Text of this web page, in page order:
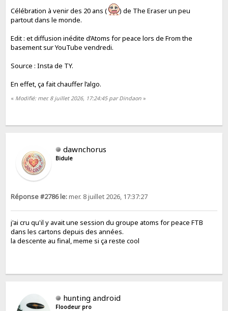
Célébration à venir des 20 ans (
) de The Eraser un peu
partout dans le monde.
Edit : et diffusion inédite d’Atoms for peace lors de From the
basement sur YouTube vendredi.
Source : Insta de TY.
En effet, ça fait chauffer l’algo.
« Modifié: mer. 8 juillet 2026, 17:24:45 par Dindaon »
dawnchorus
Bidule
Réponse #2786 le:mer. 8 juillet 2026, 17:37:27
j'ai cru qu'il y avait une session du groupe atoms for peace FTB
dans les cartons depuis des années.
la descente au final, meme si ça reste cool
hunting android
Floodeur pro